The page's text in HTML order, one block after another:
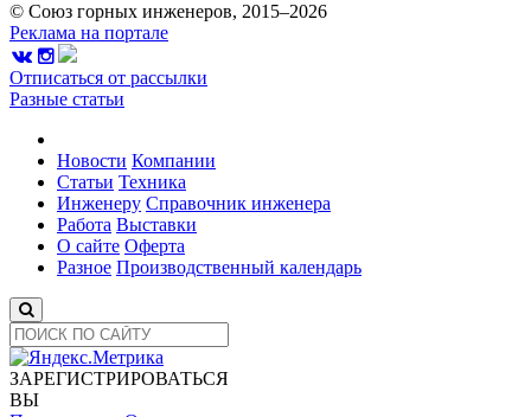
© Союз горных инженеров, 2015–2026
Реклама на портале
Отписаться от рассылки
Разные статьи
Новости Компании
Статьи Техника
Инженеру Справочник инженера
Работа Выставки
О сайте Оферта
Разное Производственный календарь
ЗАРЕГИСТРИРОВАТЬСЯ
ВЫ